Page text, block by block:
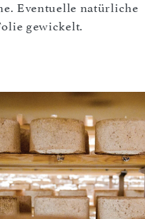
Eventuelle natürliche
gewickelt.